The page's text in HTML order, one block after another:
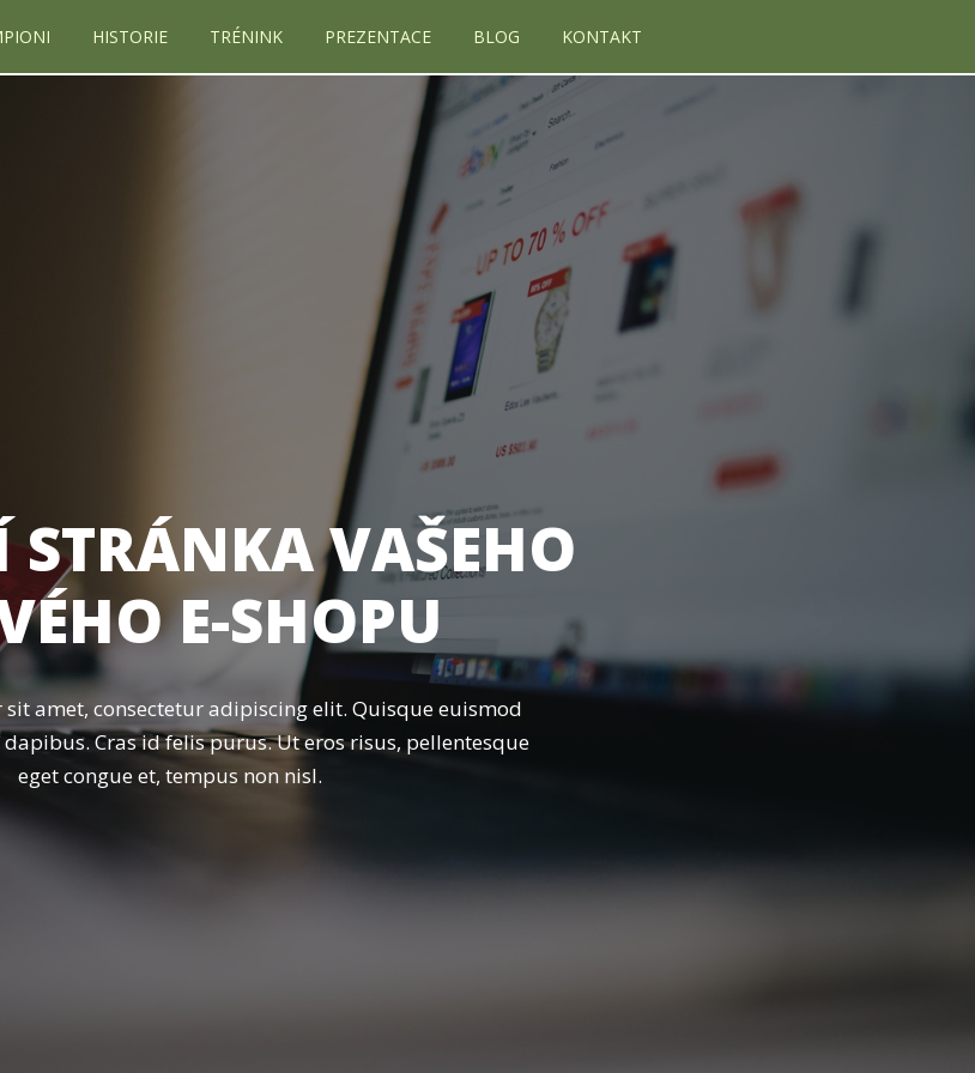
HISTORIE TRÉNINK PREZENTACE BLOG KONTAKT
VAŠEHO
E-SHOPU
amet, consectetur adipiscing elit. Quisque euismod
Cras id felis purus. Ut eros risus, pellentesque
eget congue et, tempus non nisl.